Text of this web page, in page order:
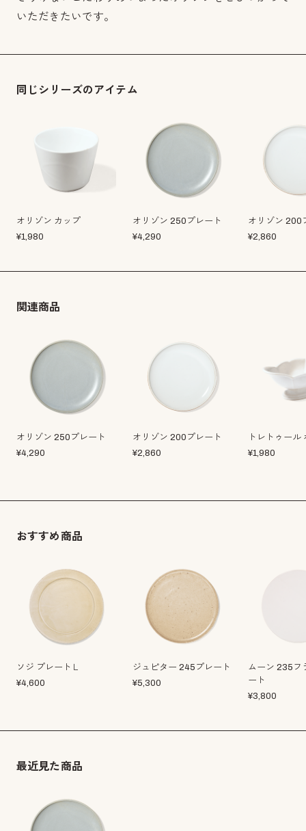
いただきたいです。
同じシリーズのアイテム
オリゾン カップ
¥1,980
オリゾン 250プレート
¥4,290
オリゾン 200
¥2,860
関連商品
オリゾン 250プレート
¥4,290
オリゾン 200プレート
¥2,860
トレトゥール
¥1,980
おすすめ商品
ソジ プレートＬ
¥4,600
ジュピター 245プレート
¥5,300
ムーン 235フ
ート
¥3,800
最近見た商品